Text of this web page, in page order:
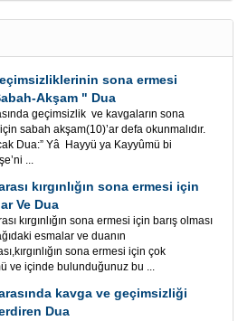
sona ermesi
Akşam " Dua
geçimsizlik ve kavgaların sona
sabah akşam(10)’ar defa okunmalıdır.
Dua:” Yâ Hayyü ya Kayyûmü bi
...
kırgınlığın sona ermesi için
Ve Dua
kırgınlığın sona ermesi için barış olması
esmalar ve duanın
sona ermesi için çok
ve içinde bulunduğunuz bu ...
kavga ve geçimsizliği
Dua